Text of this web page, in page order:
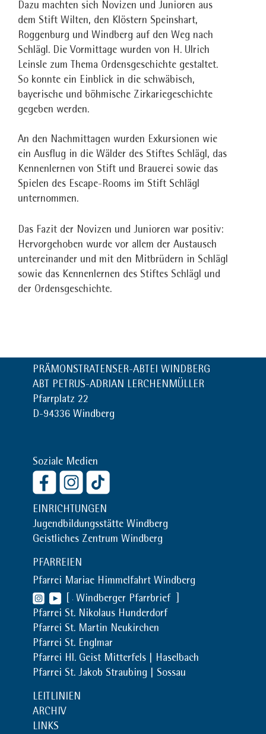
Dazu machten sich Novizen und Junioren aus
dem Stift Wilten, den Klöstern Speinshart,
Roggenburg und Windberg auf den Weg nach
Schlägl. Die Vormittage wurden von H. Ulrich
Leinsle zum Thema Ordensgeschichte gestaltet.
So konnte ein Einblick in die schwäbisch,
bayerische und böhmische Zirkariegeschichte
gegeben werden.
An den Nachmittagen wurden Exkursionen wie
ein Ausflug in die Wälder des Stiftes Schlägl, das
Kennenlernen von Stift und Brauerei sowie das
Spielen des Escape-Rooms im Stift Schlägl
unternommen.
Das Fazit der Novizen und Junioren war positiv:
Hervorgehoben wurde vor allem der Austausch
untereinander und mit den Mitbrüdern in Schlägl
sowie das Kennenlernen des Stiftes Schlägl und
der Ordensgeschichte.
PRÄMONSTRATENSER-ABTEI WINDBERG
ABT PETRUS-ADRIAN LERCHENMÜLLER
Pfarrplatz 22
D-94336 Windberg
Soziale Medien
EINRICHTUNGEN
Jugendbildungsstätte Windberg
Geistliches Zentrum Windberg
PFARREIEN
Pfarrei Mariae Himmelfahrt Windberg
Windberger Pfarrbrief
Pfarrei St. Nikolaus Hunderdorf
Pfarrei St. Martin Neukirchen
Pfarrei St. Englmar
Pfarrei Hl. Geist Mitterfels | Haselbach
Pfarrei St. Jakob Straubing | Sossau
LEITLINIEN
ARCHIV
LINKS